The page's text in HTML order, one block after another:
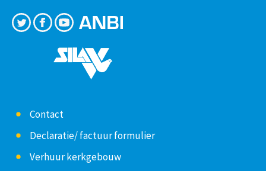
Contact
Declaratie/ factuur formulier
Verhuur kerkgebouw